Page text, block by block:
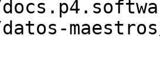
datos-